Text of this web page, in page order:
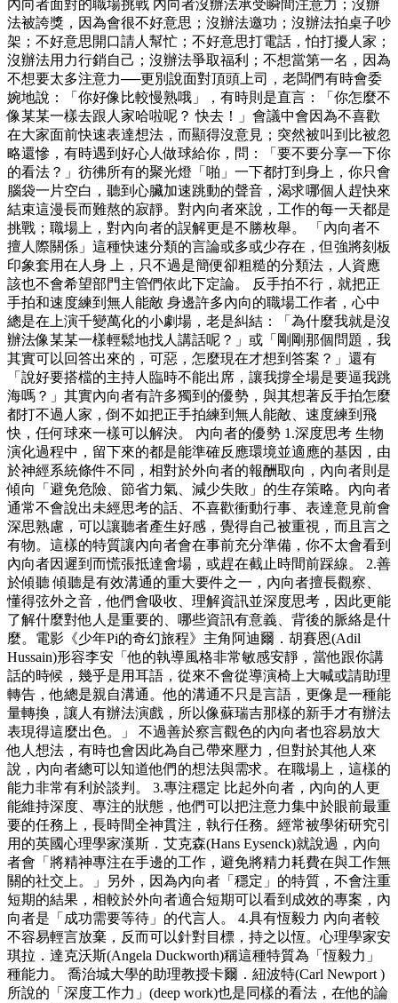
內向者面對的職場挑戰 內向者沒辦法承受瞬間注意力；沒辦
法被誇獎，因為會很不好意思；沒辦法邀功；沒辦法拍桌子吵
架；不好意思開口請人幫忙；不好意思打電話，怕打擾人家；
沒辦法用力行銷自己；沒辦法爭取福利；不想當第一名，因為
不想要太多注意力──更別說面對頂頭上司，老闆們有時會委
婉地說：「你好像比較慢熟哦」，有時則是直言：「你怎麼不
像某某一樣去跟人家哈啦呢？ 快去！」會議中會因為不喜歡
在大家面前快速表達想法，而顯得沒意見；突然被叫到比被忽
略還慘，有時遇到好心人做球給你，問：「要不要分享一下你
的看法？」彷彿所有的聚光燈「啪」一下都打到身上，你只會
腦袋一片空白，聽到心臟加速跳動的聲音，渴求哪個人趕快來
結束這漫長而難熬的寂靜。對內向者來說，工作的每一天都是
挑戰；職場上，對內向者的誤解更是不勝枚舉。 「內向者不
擅人際關係」這種快速分類的言論或多或少存在，但強將刻板
印象套用在人身 上，只不過是簡便卻粗糙的分類法，人資應
該也不會希望部門主管們依此下定論。 反手拍不行，就把正
手拍和速度練到無人能敵 身邊許多內向的職場工作者，心中
總是在上演千變萬化的小劇場，老是糾結：「為什麼我就是沒
辦法像某某一樣輕鬆地找人講話呢？」或「剛剛那個問題，我
其實可以回答出來的，可惡，怎麼現在才想到答案？」還有
「說好要搭檔的主持人臨時不能出席，讓我撐全場是要逼我跳
海嗎？」其實內向者有許多獨到的優勢，與其想著反手拍怎麼
都打不過人家，倒不如把正手拍練到無人能敵、速度練到飛
快，任何球來一樣可以解決。 內向者的優勢 1.深度思考 生物
演化過程中，留下來的都是能準確反應環境並適應的基因，由
於神經系統條件不同，相對於外向者的報酬取向，內向者則是
傾向「避免危險、節省力氣、減少失敗」的生存策略。內向者
通常不會說出未經思考的話、不喜歡衝動行事、表達意見前會
深思熟慮，可以讓聽者產生好感，覺得自己被重視，而且言之
有物。這樣的特質讓內向者會在事前充分準備，你不太會看到
內向者因遲到而慌張抵達會場，或趕在截止時間前踩線。 2.善
於傾聽 傾聽是有效溝通的重大要件之一，內向者擅長觀察、
懂得弦外之音，他們會吸收、理解資訊並深度思考，因此更能
了解什麼對他人是重要的、哪些資訊有意義、背後的脈絡是什
麼。電影《少年Pi的奇幻旅程》主角阿迪爾．胡賽恩(Adil
Hussain)形容李安「他的執導風格非常敏感安靜，當他跟你講
話的時候，幾乎是用耳語，從來不會從導演椅上大喊或請助理
轉告，他總是親自溝通。他的溝通不只是言語，更像是一種能
量轉換，讓人有辦法演戲，所以像蘇瑞吉那樣的新手才有辦法
表現得這麼出色。」 不過善於察言觀色的內向者也容易放大
他人想法，有時也會因此為自己帶來壓力，但對於其他人來
說，內向者總可以知道他們的想法與需求。在職場上，這樣的
能力非常有利於談判。 3.專注穩定 比起外向者，內向的人更
能維持深度、專注的狀態，他們可以把注意力集中於眼前最重
要的任務上，長時間全神貫注，執行任務。經常被學術研究引
用的英國心理學家漢斯．艾克森(Hans Eysenck)就說過，內向
者會「將精神專注在手邊的工作，避免將精力耗費在與工作無
關的社交上。」另外，因為內向者「穩定」的特質，不會注重
短期的結果，相較於外向者適合短期可以看到成效的專案，內
向者是「成功需要等待」的代言人。 4.具有恆毅力 內向者較
不容易輕言放棄，反而可以針對目標，持之以恆。心理學家安
琪拉．達克沃斯(Angela Duckworth)稱這種特質為「恆毅力」
種能力。 喬治城大學的助理教授卡爾．紐波特(Carl Newport )
所說的「深度工作力」(deep work)也是同樣的看法，在他的論